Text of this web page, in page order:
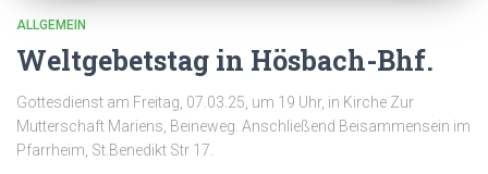
ALLGEMEIN
Weltgebetstag in Hösbach-Bhf.
Gottesdienst am Freitag, 07.03.25, um 19 Uhr, in Kirche Zur
Mutterschaft Mariens, Beineweg. Anschließend Beisammensein im
Pfarrheim, St.Benedikt Str 17.